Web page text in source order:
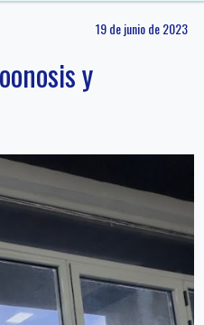
19 de junio de 2023
y